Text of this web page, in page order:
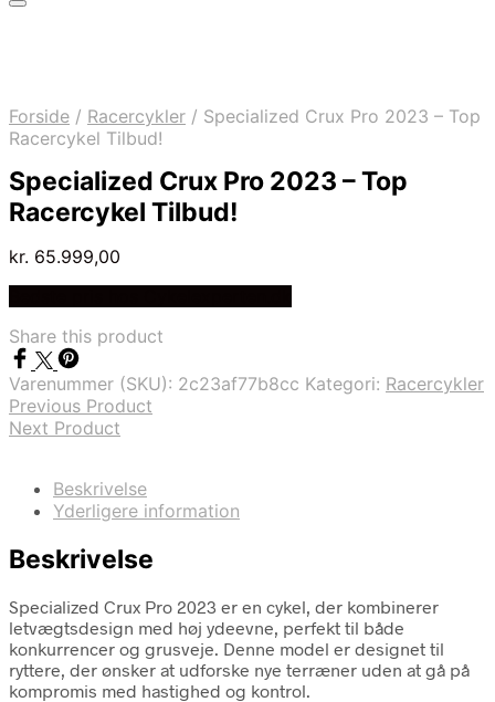
Forside / Racercykler / Specialized Crux Pro 2023 – Top
Racercykel Tilbud!
Specialized Crux Pro 2023 – Top
Racercykel Tilbud!
kr. 65.999,00
Share this product
Varenummer (SKU): 2c23af77b8cc Kategori: Racercykler
Previous Product
Next Product
Beskrivelse
Yderligere information
Beskrivelse
Specialized Crux Pro 2023 er en cykel, der kombinerer
letvægtsdesign med høj ydeevne, perfekt til både
konkurrencer og grusveje. Denne model er designet til
ryttere, der ønsker at udforske nye terræner uden at gå på
kompromis med hastighed og kontrol.